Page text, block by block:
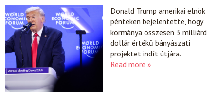
Donald Trump amerikai elnök
pénteken bejelentette, hogy
kormánya összesen 3 milliárd
dollár értékű bányászati
projektet indít útjára.
Read more »